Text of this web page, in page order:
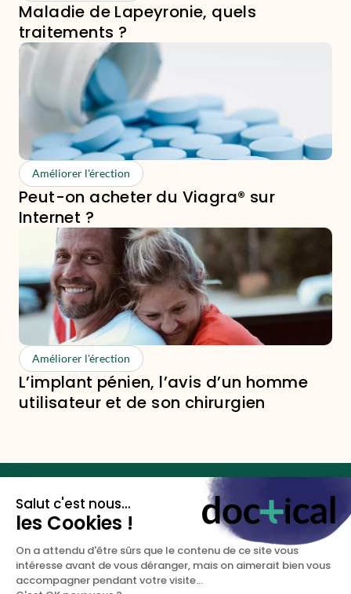
Maladie de Lapeyronie, quels
traitements ?
Améliorer l'érection
Peut-on acheter du Viagra® sur
Internet ?
Améliorer l'érection
L’implant pénien, l’avis d’un homme
utilisateur et de son chirurgien
Les clés de votre santé
sexuelle.